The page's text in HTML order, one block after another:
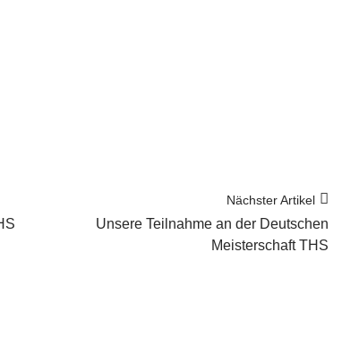
Nächster Artikel
Unsere Teilnahme an der Deutschen
Meisterschaft THS